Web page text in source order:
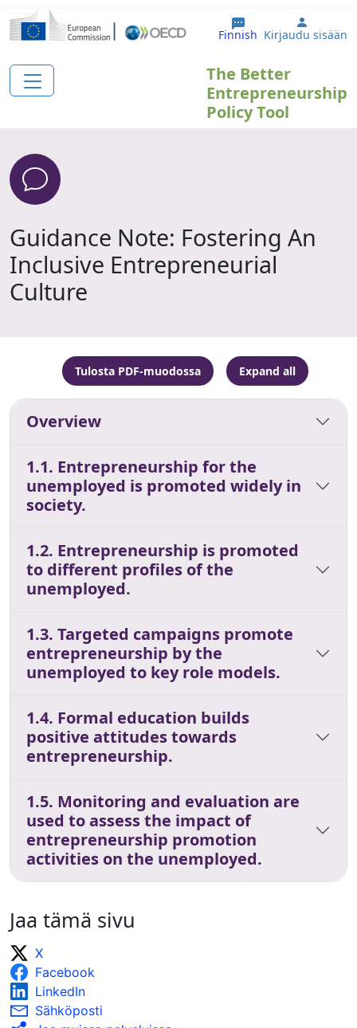
Hyppää pääsisältöön
Finnish User
Kirjaudu sisään
The Better
Entrepreneurship
Policy Tool
Guidance Note: Fostering An
Inclusive Entrepreneurial
Culture
Tulosta PDF-muodossa Expand all
Overview
1.1. Entrepreneurship for the
unemployed is promoted widely in
society.
1.2. Entrepreneurship is promoted
to different profiles of the
unemployed.
1.3. Targeted campaigns promote
entrepreneurship by the
unemployed to key role models.
1.4. Formal education builds
positive attitudes towards
entrepreneurship.
1.5. Monitoring and evaluation are
used to assess the impact of
entrepreneurship promotion
activities on the unemployed.
Jaa tämä sivu
X
Facebook
LinkedIn
Sähköposti